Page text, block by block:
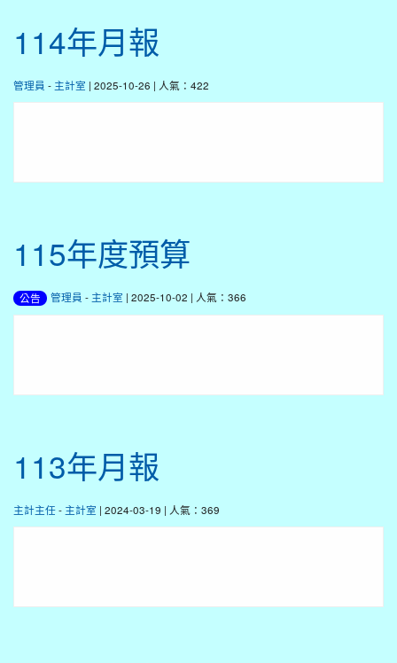
114年月報
管理員 - 主計室 | 2025-10-26 | 人氣：422
115年度預算
公告 管理員 - 主計室 | 2025-10-02 | 人氣：366
113年月報
主計主任- 主計室 | 2024-03-19 | 人氣：369